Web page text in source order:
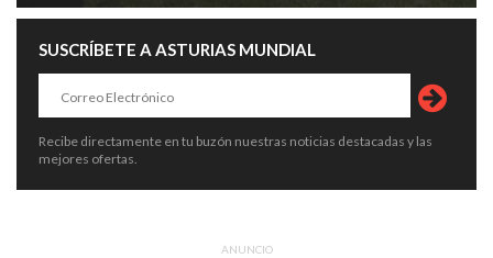
SUSCRÍBETE A ASTURIAS MUNDIAL
Recibe directamente en tu buzón nuestras noticias destacadas y las
mejores ofertas.
ANUNCIO